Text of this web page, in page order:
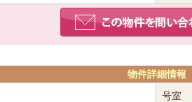
物件詳細情報
号室